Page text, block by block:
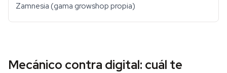
Zamnesia (gama growshop propia)
Mecánico contra digital: cuál te